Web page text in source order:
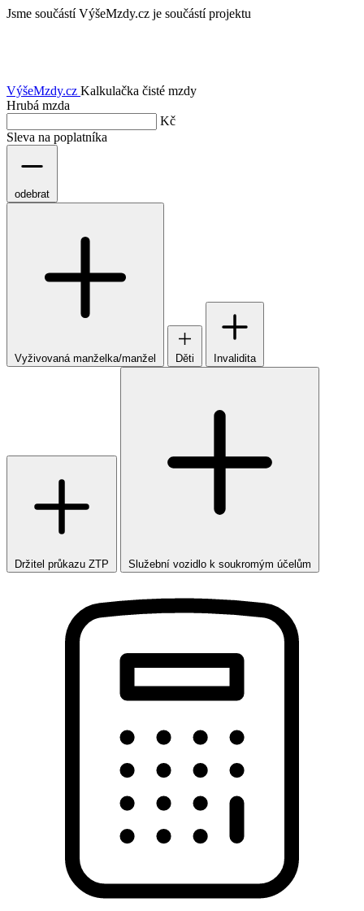
Jsme součástí VýšeMzdy.cz je součástí projektu
VýšeMzdy.cz Kalkulačka čisté mzdy
Hrubá mzda
Kč
Sleva na poplatníka
odebrat
Vyživovaná manželka/manžel Děti Invalidita
Držitel průkazu ZTP Služební vozidlo k soukromým účelům